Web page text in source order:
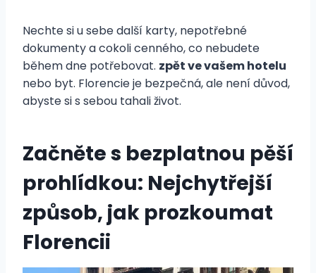
Nechte si u sebe další karty, nepotřebné
dokumenty a cokoli cenného, co nebudete
během dne potřebovat. zpět ve vašem hotelu
nebo byt. Florencie je bezpečná, ale není důvod,
abyste si s sebou tahali život.
Začněte s bezplatnou pěší
prohlídkou: Nejchytřejší
způsob, jak prozkoumat
Florencii